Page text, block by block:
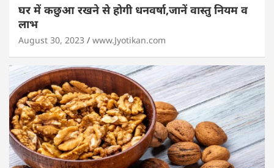
घर में कछुआ रखने से होगी धनवर्षा,जानें वास्तु नियम व
लाभ
August 30, 2023 www.Jyotikan.com